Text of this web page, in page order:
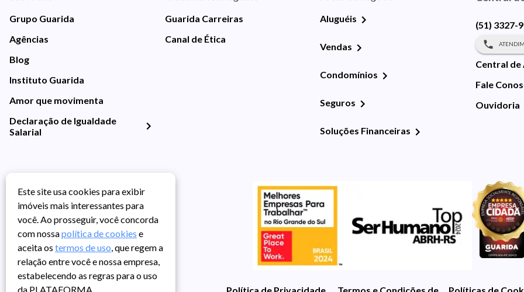
Grupo Guarida
Agências
Blog
Instituto Guarida
Amor que movimenta
Declaração de Igualdade
Salarial
Guarida Carreiras
Canal de Ética
Aluguéis
Vendas
Condomínios
Seguros
Soluções Financeiras
(51) 3327-
Central de
Fale
Ouvidoria
Política de Privacidade Termos e Condições de UsoPolíticas de
Este site usa cookies para exibir
imóveis mais interessantes para
você. Ao prosseguir, você concorda
com nossapolítica de cookies e
aceita os termos de uso, que regem a
relação entre você e nossa empresa,
estabelecendo as regras para o uso
da PLATAFORMA.